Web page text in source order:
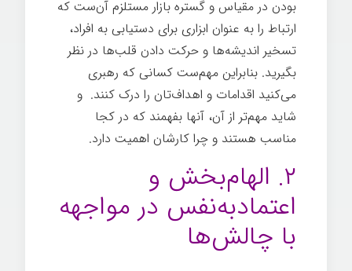
بودن در مقیاس و گستره بازار مستلزم آن‌ست که
ارتباط را به عنوان ابزاری برای دستیابی به افراد،
تسخیر اندیشه‌ها و حرکت دادن قلب‌ها در نظر
بگیرید. بنابراین مهم‌ست کسانی که رهبری
می‌کنید اقدامات و اهداف‌تان را درک کنند. و
شاید مهم‌تر از آن، آنها بفهمند که در کجا
مناسب هستند و چرا کارشان اهمیت دارد.
۲. الهام‌بخش و
اعتمادبه‌نفس در مواجهه
با چالش‌ها